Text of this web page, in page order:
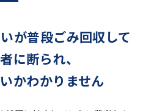
が普段ごみ回収して
に断られ、
かわかりません